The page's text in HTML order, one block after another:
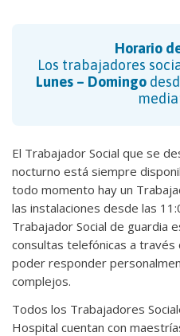
Horario
Los trabajadores
Lunes – Domingo
El Trabajador Social que se
nocturno está siempre
todo momento hay un
las instalaciones desde las
Trabajador Social de guardia
consultas telefónicas a través
poder responder
complejos.
Todos los Trabajadores
Hospital cuentan con